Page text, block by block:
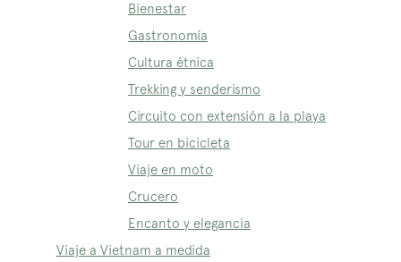
Bienestar
Gastronomía
Cultura étnica
Trekking y senderismo
Circuito con extensión a la playa
Tour en bicicleta
Viaje en moto
Crucero
Encanto y elegancia
Viaje a Vietnam a medida